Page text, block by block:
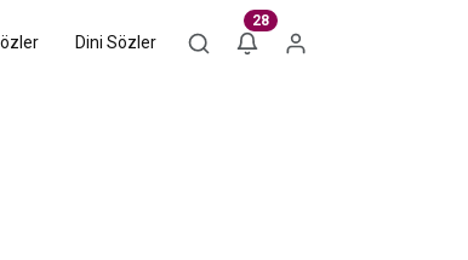
Dini Sözler
28